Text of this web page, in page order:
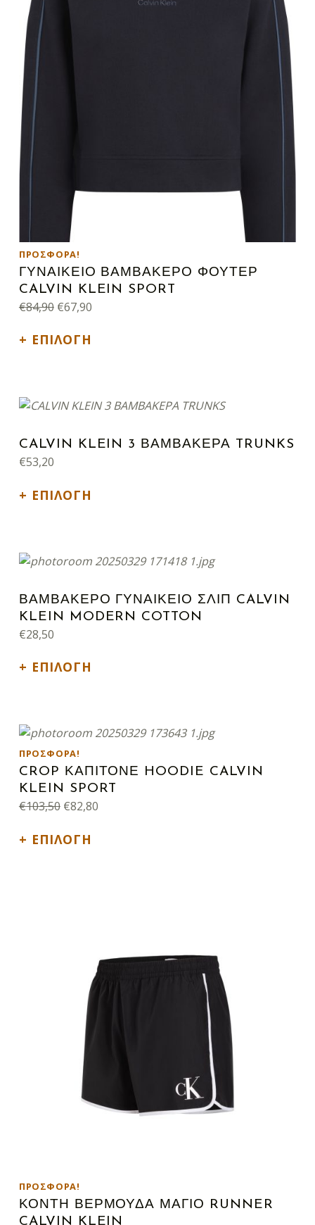
ΓΥΝΑΙΚΕΙΟ ΒΑΜΒΑΚΕΡΟ ΦΟΥΤΕΡ
CALVIN KLEIN SPORT
ΠΡΟΣΦΟΡΆ!
€84,90 Original price was: €84,90.
€67,90Η τρέχουσα τιμή είναι: €67,90.
ΕΠΙΛΟΓΉ
CALVIN KLEIN 3 ΒΑΜΒΑΚΕΡΑ TRUNKS
€53,20
ΕΠΙΛΟΓΉ
Αυτό το προϊόν έχει πολλαπλές παραλλαγές. Οι επιλογές μπορούν να επιλεγούν στη σελίδα του προϊόντος
ΒΑΜΒΑΚΕΡΟ ΓΥΝΑΙΚΕΙΟ ΣΛΙΠ CALVIN
KLEIN MODERN COTTON
€28,50
ΕΠΙΛΟΓΉ
Αυτό το προϊόν έχει πολλαπλές παραλλαγές. Οι επιλογές μπορούν να επιλεγούν στη σελίδα του προϊόντος
CROP ΚΑΠΙΤΟΝΕ HOODIE CALVIN
KLEIN SPORT
ΠΡΟΣΦΟΡΆ!
€103,50 Original price was: €103,50.
€82,80Η τρέχουσα τιμή είναι: €82,80.
ΕΠΙΛΟΓΉ
Αυτό το προϊόν έχει πολλαπλές παραλλαγές. Οι επιλογές μπορούν να επιλεγούν στη σελίδα του προϊόντος
ΚΟΝΤΗ ΒΕΡΜΟΥΔΑ ΜΑΓΙΟ RUNNER
CALVIN KLEIN
ΠΡΟΣΦΟΡΆ!